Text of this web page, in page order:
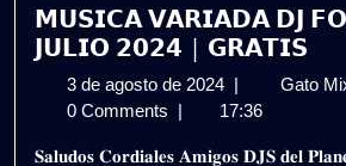
𝗠𝗨𝗦𝗜𝗖𝗔 𝗩𝗔𝗥𝗜𝗔𝗗𝗔 𝗗𝗝
𝗝𝗨𝗟𝗜𝗢 𝟮𝟬𝟮𝟰 | 𝗚𝗥𝗔𝗧𝗜𝗦
3 de agosto de 2024 3
de
de
| Gato
0 Comments | 17:36
𝐒𝐚𝐥𝐮𝐝𝐨𝐬 𝐂𝐨𝐫𝐝𝐢𝐚𝐥𝐞𝐬 𝐀𝐦𝐢𝐠𝐨𝐬 𝐃𝐉𝐒 𝐝𝐞𝐥